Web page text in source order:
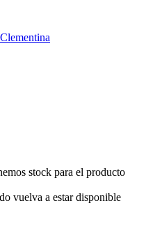
stock para el producto
vuelva a estar disponible